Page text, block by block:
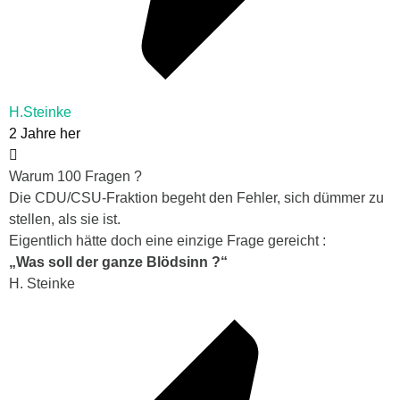
H.Steinke
2 Jahre her
Warum 100 Fragen ?
Die CDU/CSU-Fraktion begeht den Fehler, sich dümmer zu
stellen, als sie ist.
Eigentlich hätte doch eine einzige Frage gereicht :
„Was soll der ganze Blödsinn ?“
H. Steinke